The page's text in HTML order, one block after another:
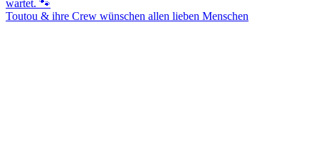
Toutou & ihre Crew wünschen allen lieben Menschen